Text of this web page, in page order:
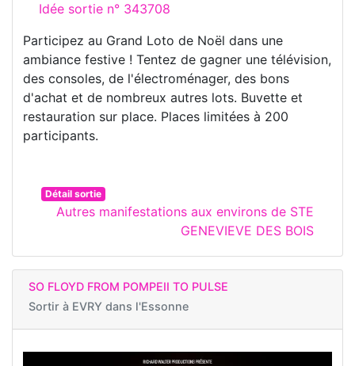
Idée sortie n° 343708
Participez au Grand Loto de Noël dans une
ambiance festive ! Tentez de gagner une télévision,
des consoles, de l'électroménager, des bons
d'achat et de nombreux autres lots. Buvette et
restauration sur place. Places limitées à 200
participants.
Détail sortie
Autres manifestations aux environs de STE
GENEVIEVE DES BOIS
SO FLOYD FROM POMPEII TO PULSE
Sortir à EVRY dans l'Essonne